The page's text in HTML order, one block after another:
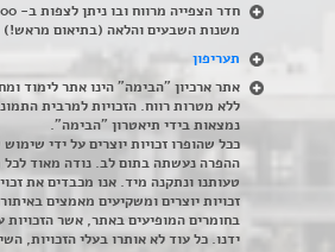
משנות השבעים והלאה (בתיאום מראש!)
תעריפון
אתר ארכיון "הבימה" הינו אתר לימוד
ללא מטרות רווח. הזכויות למרבית
נמצאות בידי תיאטרון "הבימה".
ככל שהופרו זכויות יוצרים על ידי
ההפרה נעשתה בתום לב. נודה מאוד לכל
טעותנו ונתקנה מיד. אנו מכבדים את
זכויות יוצרים ומשקיעים מאמצים
בחומרים המופיעים באתר, אשר הזכויות
ידנו. כל עוד לא אותרו בעלי הזכויות,